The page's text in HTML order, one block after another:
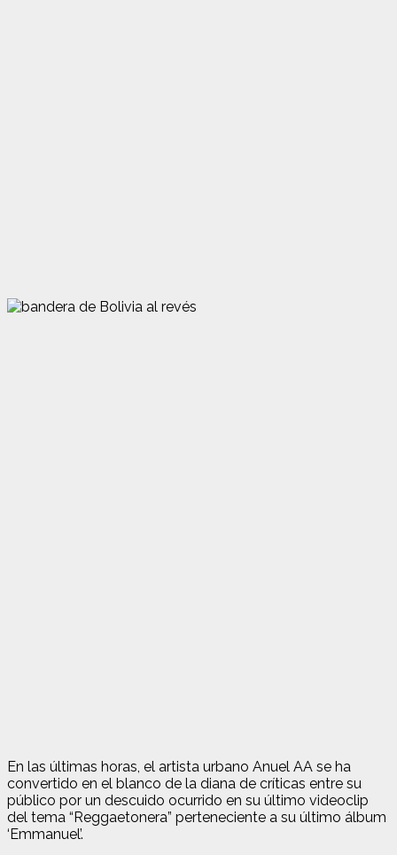
En las últimas horas, el artista urbano Anuel AA se ha
convertido en el blanco de la diana de críticas entre su
público por un descuido ocurrido en su último videoclip
del tema “Reggaetonera” perteneciente a su último álbum
‘Emmanuel’.